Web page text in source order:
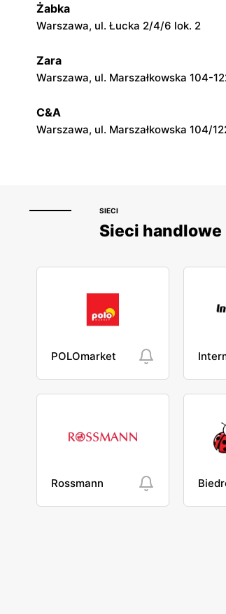
moje sklepy
Górki, ul. Górki 71
moje sklepy
Hyżne, ul. Hyżne 100
Żabka
Warszawa, ul. Łucka 2/4/6 lok. 2
Zara
Warszawa, ul. Marszałkowska 104-
C&A
Warszawa, ul. Marszałkowska 104/
SIECI
Sieci handlowe
POLOmarket
Rossmann